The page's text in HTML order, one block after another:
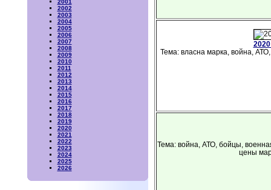
2001
2002
2003
2004
2005
2006
2007
2008
2009
2010
2011
2012
2013
2014
2015
2016
2017
2018
2019
2020
2021
2022
2023
2024
2025
2026
Тема: власна марка, война,
Тема: война, АТО, бойцы,
цены